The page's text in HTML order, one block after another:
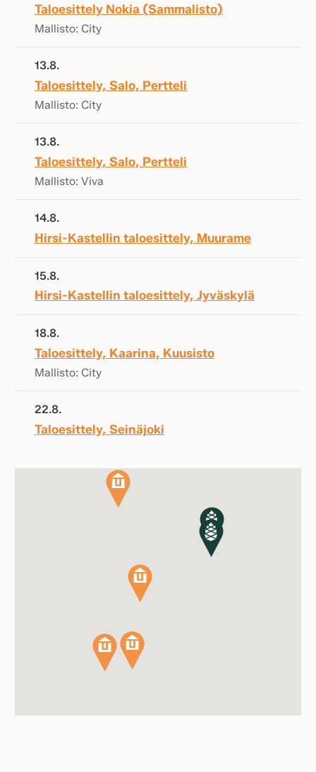
Taloesittely Nokia (Sammalisto)
Mallisto: City
13.8.
Taloesittely, Salo, Pertteli
Mallisto: City
13.8.
Taloesittely, Salo, Pertteli
Mallisto: Viva
14.8.
Hirsi-Kastellin taloesittely, Muurame
15.8.
Hirsi-Kastellin taloesittely, Jyväskylä
18.8.
Taloesittely, Kaarina, Kuusisto
Mallisto: City
22.8.
Taloesittely, Seinäjoki